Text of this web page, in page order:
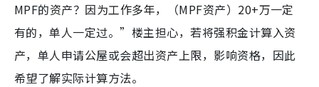
MPF的资产？因为工作多年，（MPF资产）20+万一定
有的，单人一定过。”楼主担心，若将强积金计算入资
产，单人申请公屋或会超出资产上限，影响资格，因此
希望了解实际计算方法。